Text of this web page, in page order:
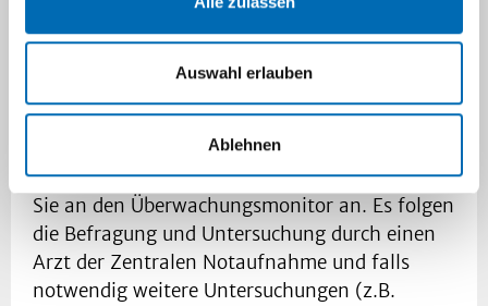
Auswahl erlauben
Ablehnen
Sobald Ihnen ein Behandlungsplatz zugewiesen
wird, schließt ein Mitarbeiter des Pflegeteams
Sie an den Überwachungsmonitor an. Es folgen
die Befragung und Untersuchung durch einen
Arzt der Zentralen Notaufnahme und falls
notwendig weitere Untersuchungen (z.B.